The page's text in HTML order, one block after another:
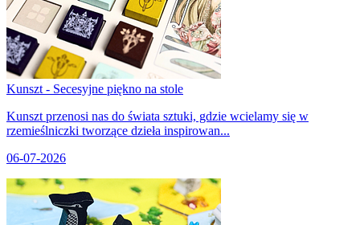
Kunszt - Secesyjne piękno na stole
Kunszt przenosi nas do świata sztuki, gdzie wcielamy się w
rzemieślniczki tworzące dzieła inspirowan...
06-07-2026